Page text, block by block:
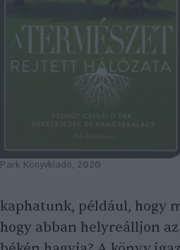
Park Könyvkiadó, 2020
kaphatunk, például, hogy
hogy abban helyreálljon